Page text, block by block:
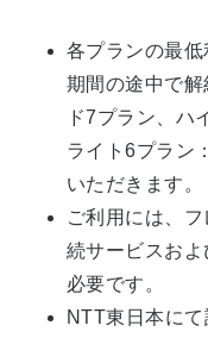
各プランの最
期間の途中で
ド7プラン、
ライト6プラン
いただきます。
ご利用には、
続サービスお
必要です。
NTT東日本に